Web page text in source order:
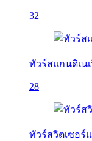
32
ทัวร์สแกนดิเนเ
28
ทัวร์สวิตเซอร์